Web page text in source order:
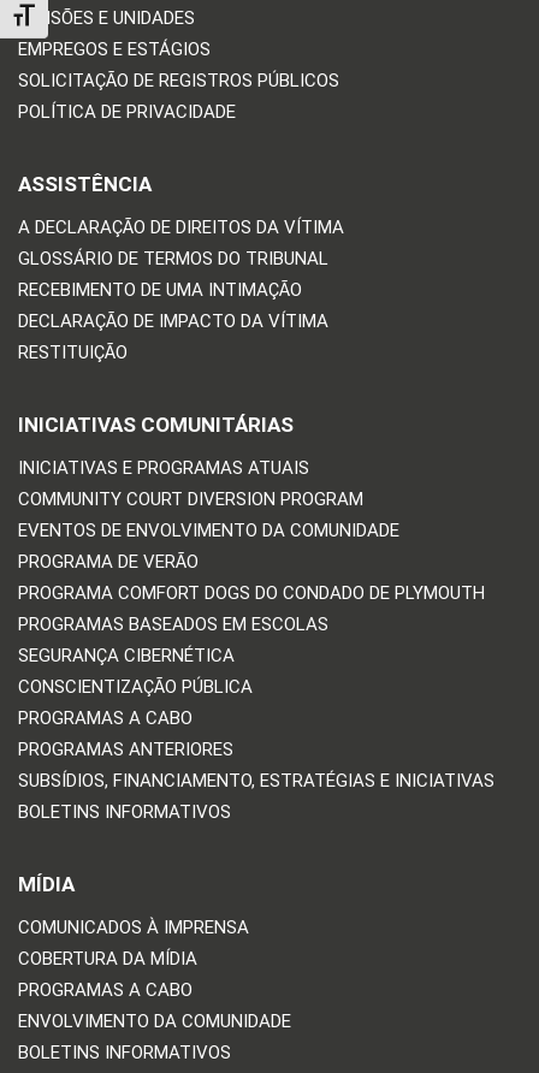
TOGGLE FONT SIZE
DIVISÕES E UNIDADES
EMPREGOS E ESTÁGIOS
SOLICITAÇÃO DE REGISTROS PÚBLICOS
POLÍTICA DE PRIVACIDADE
ASSISTÊNCIA
A DECLARAÇÃO DE DIREITOS DA VÍTIMA
GLOSSÁRIO DE TERMOS DO TRIBUNAL
RECEBIMENTO DE UMA INTIMAÇÃO
DECLARAÇÃO DE IMPACTO DA VÍTIMA
RESTITUIÇÃO
INICIATIVAS COMUNITÁRIAS
INICIATIVAS E PROGRAMAS ATUAIS
COMMUNITY COURT DIVERSION PROGRAM
EVENTOS DE ENVOLVIMENTO DA COMUNIDADE
PROGRAMA DE VERÃO
PROGRAMA COMFORT DOGS DO CONDADO DE PLYMOUTH
PROGRAMAS BASEADOS EM ESCOLAS
SEGURANÇA CIBERNÉTICA
CONSCIENTIZAÇÃO PÚBLICA
PROGRAMAS A CABO
PROGRAMAS ANTERIORES
SUBSÍDIOS, FINANCIAMENTO, ESTRATÉGIAS E INICIATIVAS
BOLETINS INFORMATIVOS
MÍDIA
COMUNICADOS À IMPRENSA
COBERTURA DA MÍDIA
PROGRAMAS A CABO
ENVOLVIMENTO DA COMUNIDADE
BOLETINS INFORMATIVOS